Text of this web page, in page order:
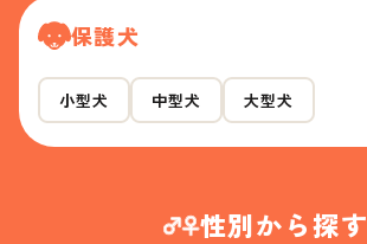
保護犬
小型犬 中型犬 大型犬
性別から探す